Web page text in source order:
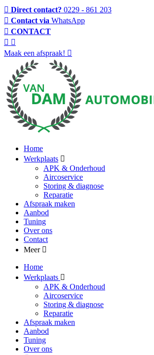
Direct contact? 0229 - 861 203
Contact via WhatsApp
CONTACT
Maak een afspraak!
Home
Werkplaats
APK & Onderhoud
Aircoservice
Storing & diagnose
Reparatie
Afspraak maken
Aanbod
Tuning
Over ons
Contact
Meer
Home
Werkplaats
APK & Onderhoud
Aircoservice
Storing & diagnose
Reparatie
Afspraak maken
Aanbod
Tuning
Over ons